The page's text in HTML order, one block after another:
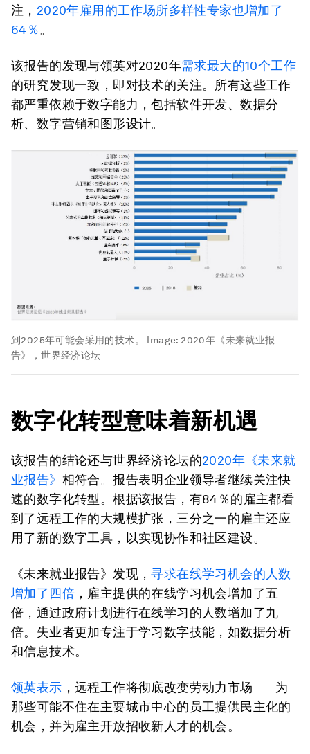
注， 2020年雇用的工作场所多样性专家也增加了
64％。
该报告的发现与领英对2020年需求最大的10个工作
的研究发现一致，即对技术的关注。所有这些工作
都严重依赖于数字能力，包括软件开发、数据分
析、数字营销和图形设计。
到2025年可能会采用的技术。 Image:2020年《未来就业报
告》，世界经济论坛
数字化转型意味着新机遇
该报告的结论还与世界经济论坛的2020年《未来就
业报告》 相符合。报告表明企业领导者继续关注快
速的数字化转型。根据该报告，有84％的雇主都看
到了远程工作的大规模扩张，三分之一的雇主还应
用了新的数字工具，以实现协作和社区建设。
《未来就业报告》发现，寻求在线学习机会的人数
增加了四倍 ，雇主提供的在线学习机会增加了五
倍，通过政府计划进行在线学习的人数增加了九
倍。失业者更加专注于学习数字技能，如数据分析
和信息技术。
领英表示 ，远程工作将彻底改变劳动力市场——为
那些可能不住在主要城市中心的员工提供民主化的
机会，并为雇主开放招收新人才的机会。